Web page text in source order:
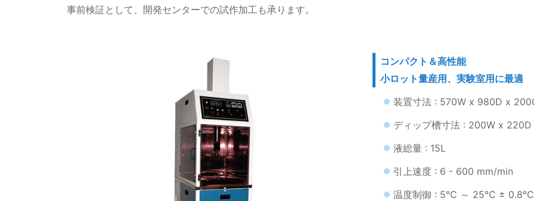
事前検証として、開発センターでの試作加工も承ります。
コンパクト＆高性能
小ロット量産用、実験室用に最適
装置寸法 : 570W x 980D x
ディップ槽寸法 : 200W x 220D
液総量 : 15L
引上速度 : 6 - 600 mm/min
温度制御 : 5℃ ～ 25℃ ± 0.8℃